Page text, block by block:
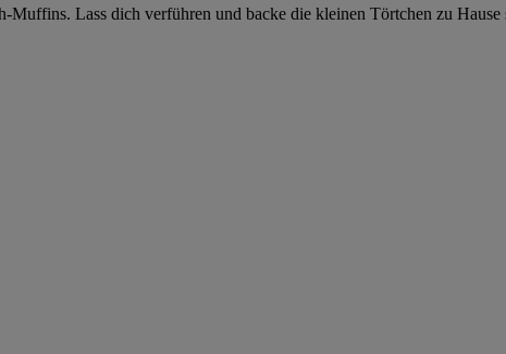
Lass dich verführen und backe die kleinen Törtchen zu Hause